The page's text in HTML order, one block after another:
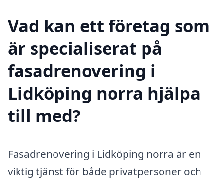
Vad kan ett företag som
är specialiserat på
fasadrenovering i
Lidköping norra hjälpa
till med?
Fasadrenovering i Lidköping norra är en
viktig tjänst för både privatpersoner och